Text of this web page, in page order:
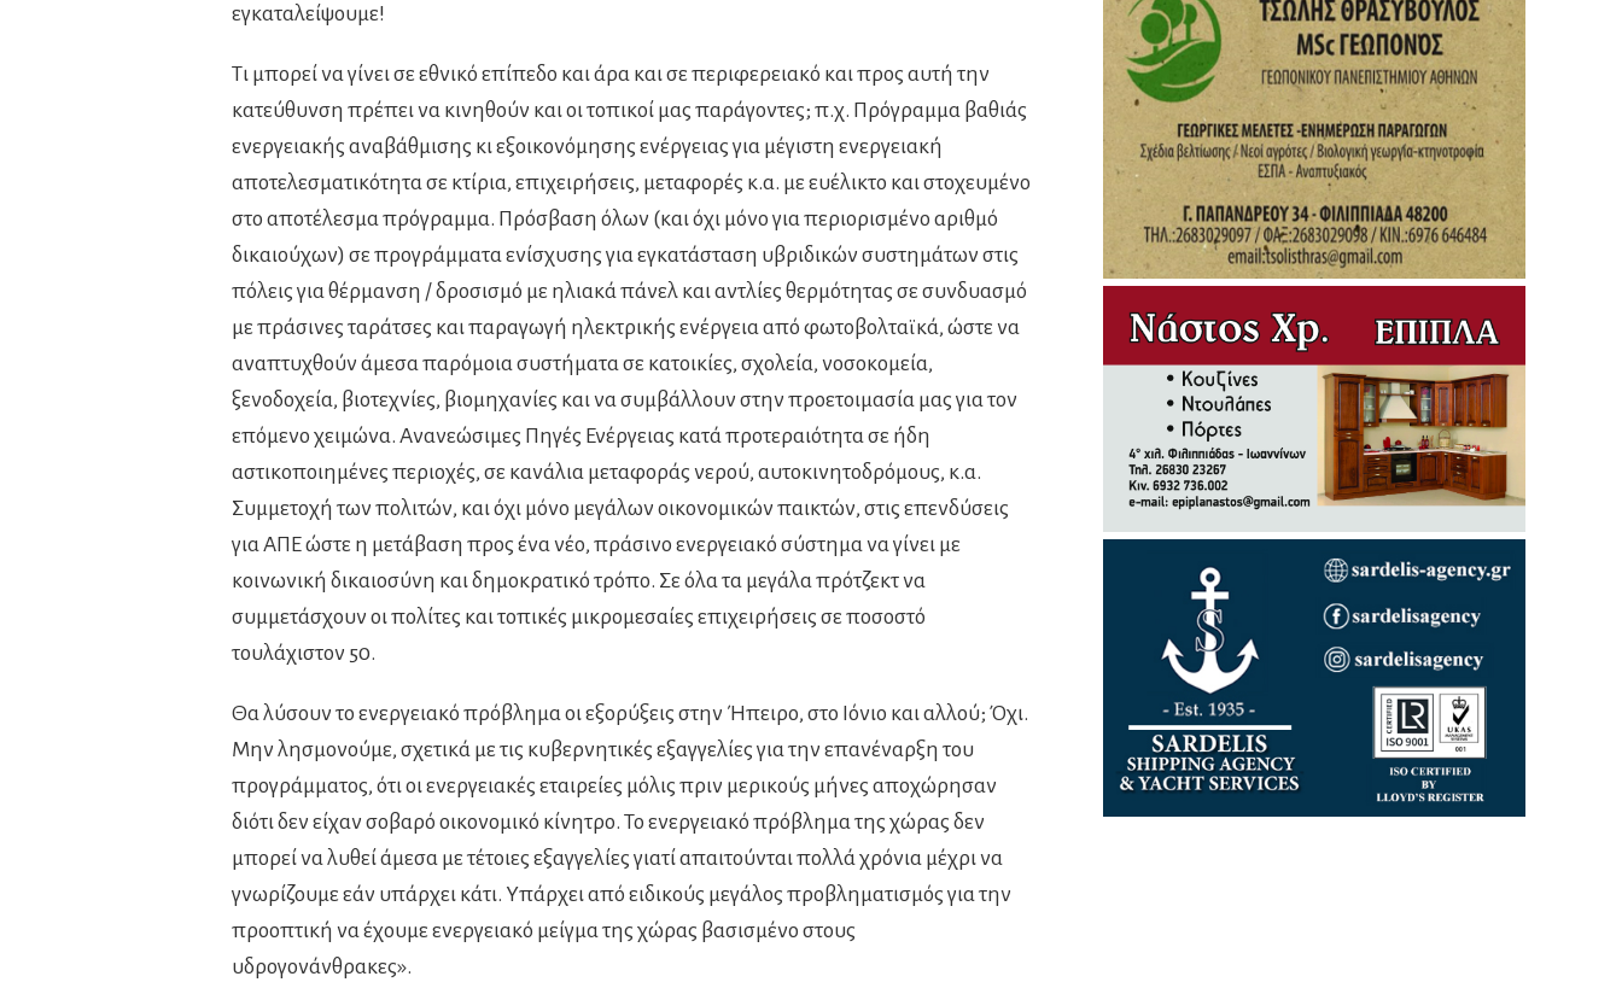
εγκαταλείψουμε!
Τι μπορεί να γίνει σε εθνικό επίπεδο και άρα και σε περιφερειακό και προς αυτή την
κατεύθυνση πρέπει να κινηθούν και οι τοπικοί μας παράγοντες; π.χ. Πρόγραμμα βαθιάς
ενεργειακής αναβάθμισης κι εξοικονόμησης ενέργειας για μέγιστη ενεργειακή
αποτελεσματικότητα σε κτίρια, επιχειρήσεις, μεταφορές κ.α. με ευέλικτο και στοχευμένο
στο αποτέλεσμα πρόγραμμα. Πρόσβαση όλων (και όχι μόνο για περιορισμένο αριθμό
δικαιούχων) σε προγράμματα ενίσχυσης για εγκατάσταση υβριδικών συστημάτων στις
πόλεις για θέρμανση / δροσισμό με ηλιακά πάνελ και αντλίες θερμότητας σε συνδυασμό
με πράσινες ταράτσες και παραγωγή ηλεκτρικής ενέργεια από φωτοβολταϊκά, ώστε να
αναπτυχθούν άμεσα παρόμοια συστήματα σε κατοικίες, σχολεία, νοσοκομεία,
ξενοδοχεία, βιοτεχνίες, βιομηχανίες και να συμβάλλουν στην προετοιμασία μας για τον
επόμενο χειμώνα. Ανανεώσιμες Πηγές Ενέργειας κατά προτεραιότητα σε ήδη
αστικοποιημένες περιοχές, σε κανάλια μεταφοράς νερού, αυτοκινητοδρόμους, κ.α.
Συμμετοχή των πολιτών, και όχι μόνο μεγάλων οικονομικών παικτών, στις επενδύσεις
για ΑΠΕ ώστε η μετάβαση προς ένα νέο, πράσινο ενεργειακό σύστημα να γίνει με
κοινωνική δικαιοσύνη και δημοκρατικό τρόπο. Σε όλα τα μεγάλα πρότζεκτ να
συμμετάσχουν οι πολίτες και τοπικές μικρομεσαίες επιχειρήσεις σε ποσοστό
τουλάχιστον 50.
Θα λύσουν το ενεργειακό πρόβλημα οι εξορύξεις στην Ήπειρο, στο Ιόνιο και αλλού; Όχι.
Μην λησμονούμε, σχετικά με τις κυβερνητικές εξαγγελίες για την επανέναρξη του
προγράμματος, ότι οι ενεργειακές εταιρείες μόλις πριν μερικούς μήνες αποχώρησαν
διότι δεν είχαν σοβαρό οικονομικό κίνητρο. Το ενεργειακό πρόβλημα της χώρας δεν
μπορεί να λυθεί άμεσα με τέτοιες εξαγγελίες γιατί απαιτούνται πολλά χρόνια μέχρι να
γνωρίζουμε εάν υπάρχει κάτι. Υπάρχει από ειδικούς μεγάλος προβληματισμός για την
προοπτική να έχουμε ενεργειακό μείγμα της χώρας βασισμένο στους
υδρογονάνθρακες».